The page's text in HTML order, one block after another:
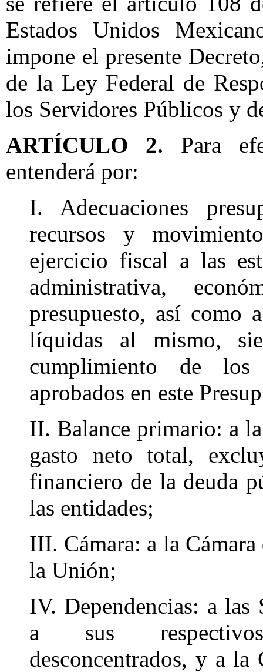
Estados Unidos
impone el presente
de la Ley Federal de
los Servidores Públicos y
ARTÍCULO 2. Para
entenderá por:
I. Adecuaciones
recursos y
ejercicio fiscal a las
administrativa,
presupuesto, así como
líquidas al mismo,
cumplimiento de
aprobados en este
II. Balance primario: a
gasto neto total,
financiero de la deuda
las entidades;
III. Cámara: a la
la Unión;
IV. Dependencias: a las
a sus
desconcentrados, y a